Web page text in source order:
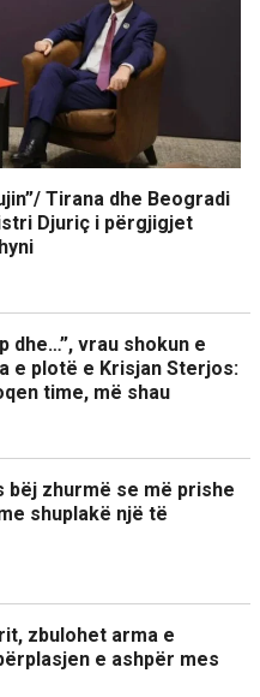
Tirana dhe Beogradi
Djuriç i përgjigjet
dhe…”, vrau shokun e
e plotë e Krisjan Sterjos:
time, më shau
bëj zhurmë se më prishe
shuplakë një të
zbulohet arma e
e ashpër mes